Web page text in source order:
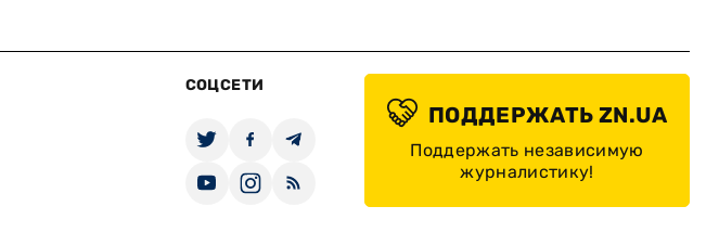
СОЦСЕТИ
ПОДДЕРЖАТЬ ZN.UA
Поддержать независимую
журналистику!